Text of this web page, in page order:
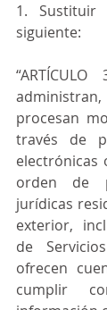
1.
siguiente:
procesan
través de
electrónicas
orden de
jurídicas
exterior,
de
ofrecen
cumplir